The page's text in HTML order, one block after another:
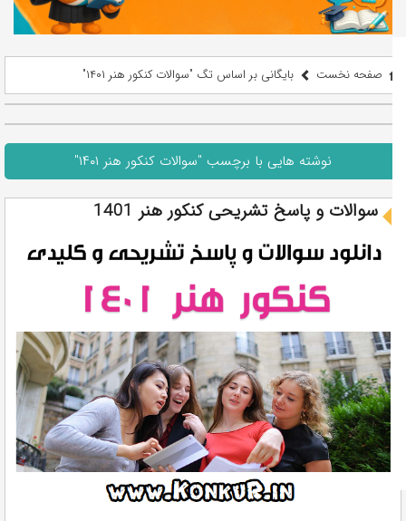
صفحه نخست بایگانی بر اساس تگ "سوالات کنکور هنر ۱۴۰۱"
نوشته هایی با برچسب "سوالات کنکور هنر ۱۴۰۱"
سوالات و پاسخ تشریحی کنکور هنر 1401